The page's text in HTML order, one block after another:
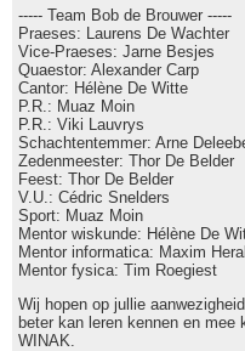
----- Team Bob de Brouwer -----
Praeses: Laurens De Wachter
Vice-Praeses: Jarne Besjes
Quaestor: Alexander Carp
Cantor: Hélène De Witte
P.R.: Muaz Moin
P.R.: Viki Lauvrys
Schachtentemmer: Arne
Zedenmeester: Thor De Belder
Feest: Thor De Belder
V.U.: Cédric Snelders
Sport: Muaz Moin
Mentor wiskunde: Hélène De
Mentor informatica: Maxim
Mentor fysica: Tim Roegiest
Wij hopen op jullie
beter kan leren kennen en
WINAK.